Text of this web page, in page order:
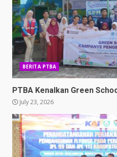
BERITA PTBA
PTBA Kenalkan Green
July 23, 2026